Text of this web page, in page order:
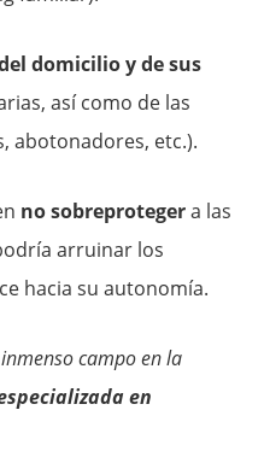
domicilio y de sus
así como de las
abotonadores, etc.).
no sobreprotegera las
arruinar los
hacia su autonomía.
campo en la
en